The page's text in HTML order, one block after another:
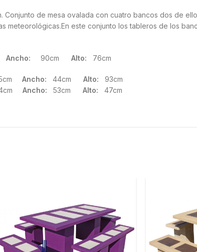
Conjunto de mesa ovalada con cuatro bancos dos de
meteorológicas.En este conjunto los tableros de los
90cm Alto: 76cm
Ancho: 44cm Alto: 93cm
Ancho: 53cm Alto: 47cm